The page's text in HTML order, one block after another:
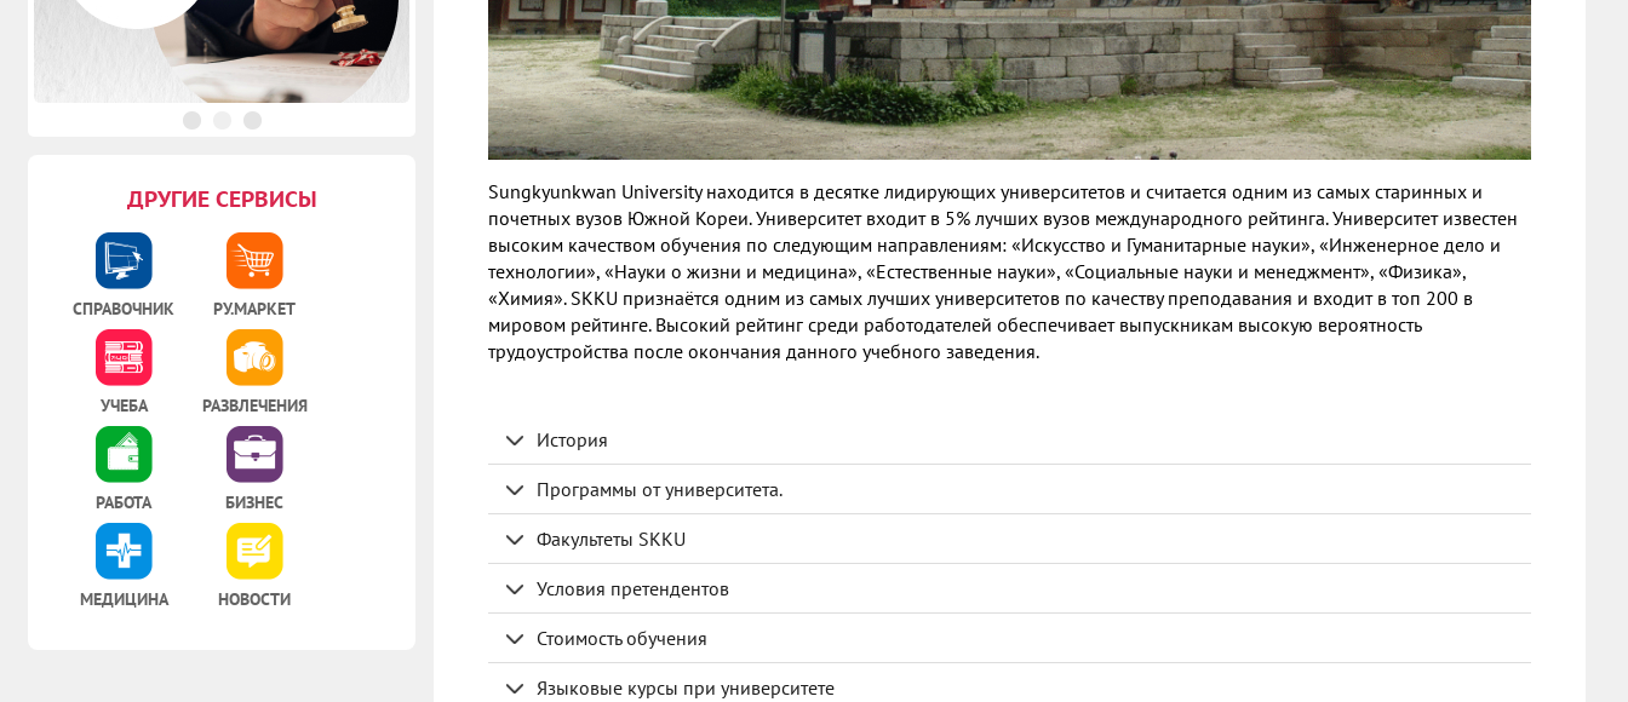
Sungkyunkwan University находится в десятке лидирующих университетов и считается одним из самых старинных и
почетных вузов Южной Кореи. Университет входит в 5% лучших вузов международного рейтинга. Университет известен
высоким качеством обучения по следующим направлениям: «Искусство и Гуманитарные науки», «Инженерное дело и
технологии», «Науки о жизни и медицина», «Естественные науки», «Социальные науки и менеджмент», «Физика»,
«Химия». SKKU признаётся одним из самых лучших университетов по качеству преподавания и входит в топ 200 в
мировом рейтинге. Высокий рейтинг среди работодателей обеспечивает выпускникам высокую вероятность
трудоустройства после окончания данного учебного заведения.
История
Программы от университета.
Факультеты SKKU
Условия претендентов
Стоимость обучения
Языковые курсы при университете
ДРУГИЕ СЕРВИСЫ
СПРАВОЧНИК РУ.МАРКЕТ
УЧЕБА РАЗВЛЕЧЕНИЯ
РАБОТА БИЗНЕС
МЕДИЦИНА НОВОСТИ